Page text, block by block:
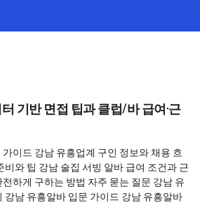
기반 면접 팁과 클럽/바 급여·근
이드 강남 유흥업계 구인 정보와 채용 흐
비와 팁 강남 술집 서빙 알바 급여 조건과 근
하게 구하는 방법 자주 묻는 질문 강남 유
강남 유흥알바 입문 가이드 강남 유흥알바